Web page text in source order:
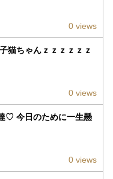
0 views
猫ちゃんｚｚｚｚｚｚ
0 views
♡ 今日のために一生懸
0 views